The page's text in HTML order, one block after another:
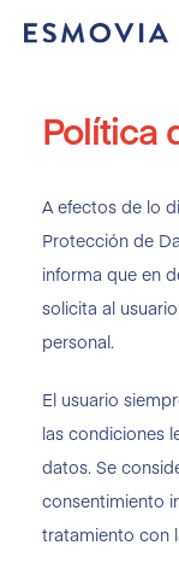
Política
A efectos de lo
Protección de
informa que en
solicita al
personal.
El usuario
las condiciones
datos. Se
consentimiento
tratamiento con